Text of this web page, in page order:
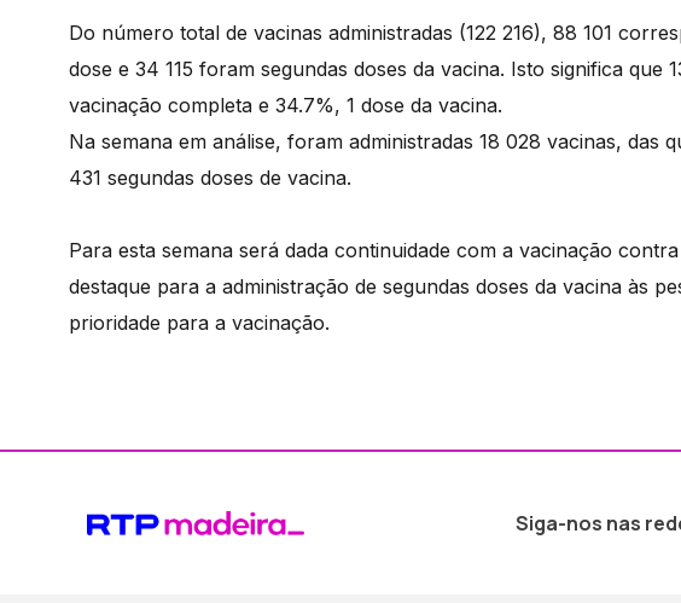
Do número total de vacinas administradas (122 216), 88 101
dose e 34 115 foram segundas doses da vacina. Isto significa que
vacinação completa e 34.7%, 1 dose da vacina.
Na semana em análise, foram administradas 18 028 vacinas, das
431 segundas doses de vacina.
Para esta semana será dada continuidade com a vacinação
destaque para a administração de segundas doses da vacina às
prioridade para a vacinação.
Siga-nos nas